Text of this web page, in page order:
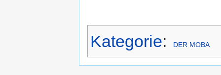
Kategorie: DER MOBA